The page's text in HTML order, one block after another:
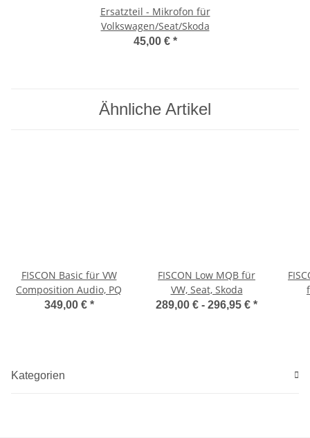
Ersatzteil - Mikrofon für
Volkswagen/Seat/Skoda
45,00 € *
Ähnliche Artikel
FISCON Basic für VW
Composition Audio, PQ
349,00 € *
FISCON Low MQB für
VW, Seat, Skoda
289,00 € - 296,95 € *
Kategorien